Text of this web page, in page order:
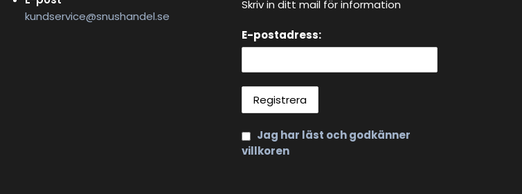
kundservice@snushandel.se
Skriv in ditt mail för information
E-postadress:
Jag har läst och godkänner
villkoren